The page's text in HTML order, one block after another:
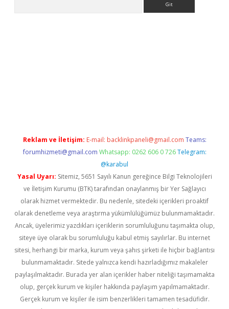
Reklam ve İletişim: E-mail: backlinkpaneli@gmail.com Teams:
forumhizmeti@gmail.com Whatsapp: 0262 606 0 726 Telegram:
@karabul
Yasal Uyarı: Sitemiz, 5651 Sayılı Kanun gereğince Bilgi Teknolojileri
ve İletişim Kurumu (BTK) tarafından onaylanmış bir Yer Sağlayıcı
olarak hizmet vermektedir. Bu nedenle, sitedeki içerikleri proaktif
olarak denetleme veya araştırma yükümlülüğümüz bulunmamaktadır.
Ancak, üyelerimiz yazdıkları içeriklerin sorumluluğunu taşımakta olup,
siteye üye olarak bu sorumluluğu kabul etmiş sayılırlar. Bu internet
sitesi, herhangi bir marka, kurum veya şahıs şirketi ile hiçbir bağlantısı
bulunmamaktadır. Sitede yalnızca kendi hazırladığımız makaleler
paylaşılmaktadır. Burada yer alan içerikler haber niteliği taşımamakta
olup, gerçek kurum ve kişiler hakkında paylaşım yapılmamaktadır.
Gerçek kurum ve kişiler ile isim benzerlikleri tamamen tesadüfidir.